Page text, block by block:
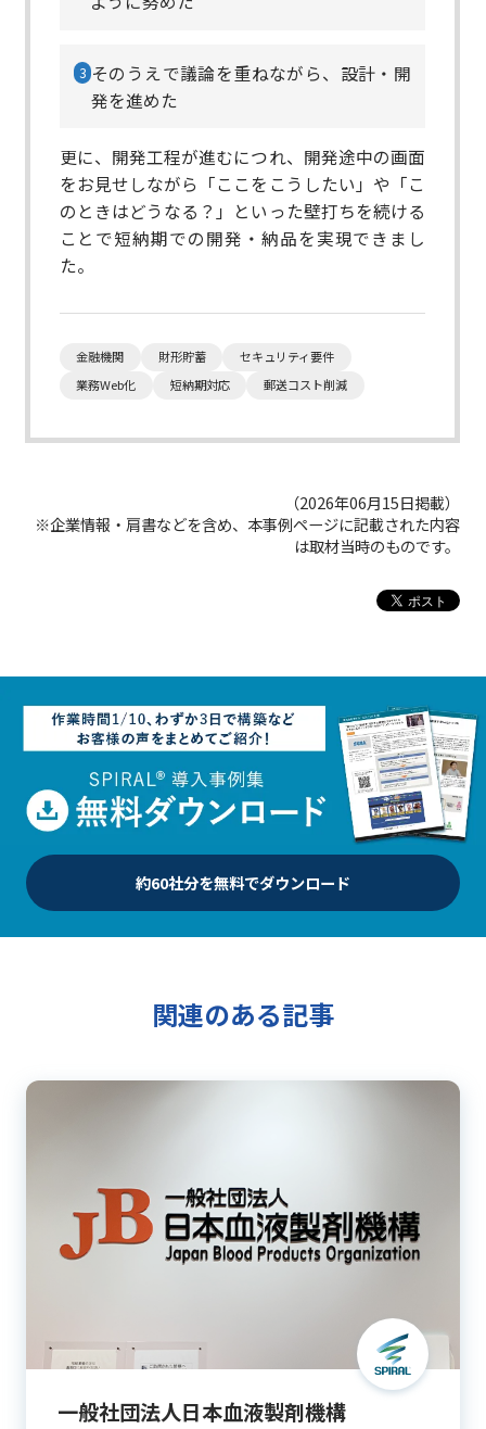
3 そのうえで議論を重ねながら、設計・開
発を進めた
更に、開発工程が進むにつれ、開発途中の画面
をお見せしながら「ここをこうしたい」や「こ
のときはどうなる？」といった壁打ちを続ける
ことで短納期での開発・納品を実現できまし
た。​​
金融機関 財形貯蓄
セキュリティ要件
業務Web化
短納期対応 郵送コスト削減
（2026年06月15日掲載）
※企業情報・肩書などを含め、本事例ページに記載された内容
は取材当時のものです。
約60社分を無料でダウンロード
関連のある記事
一般社団法人日本血液製剤機構